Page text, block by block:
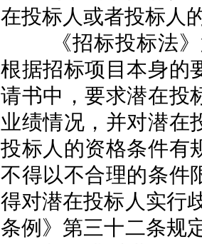
在投标人或者投标人
《招标投标法》
根据招标项目本身的
请书中，要求潜在投
业绩情况，并对潜在
投标人的资格条件有
不得以不合理的条件
得对潜在投标人实行
条例》第三十二条规